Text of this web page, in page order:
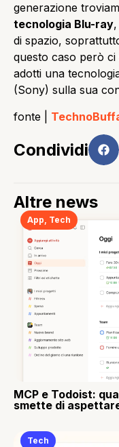
generazione
tecnologia Blu-ray
di spazio,
questo caso però
adotti una
(Sony) sulla sua
fonte |
Condividi
Altre news
App, Tech
MCP e Todoist:
smette di
Tech